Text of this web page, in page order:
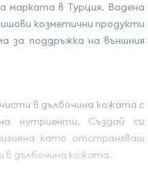
марката в Турция. Водена
козметични продукти
за поддръжка на външния
в дълбочина кожата с
нутриенти. Създай си
като отстраняваш
в дълбочина кожата.